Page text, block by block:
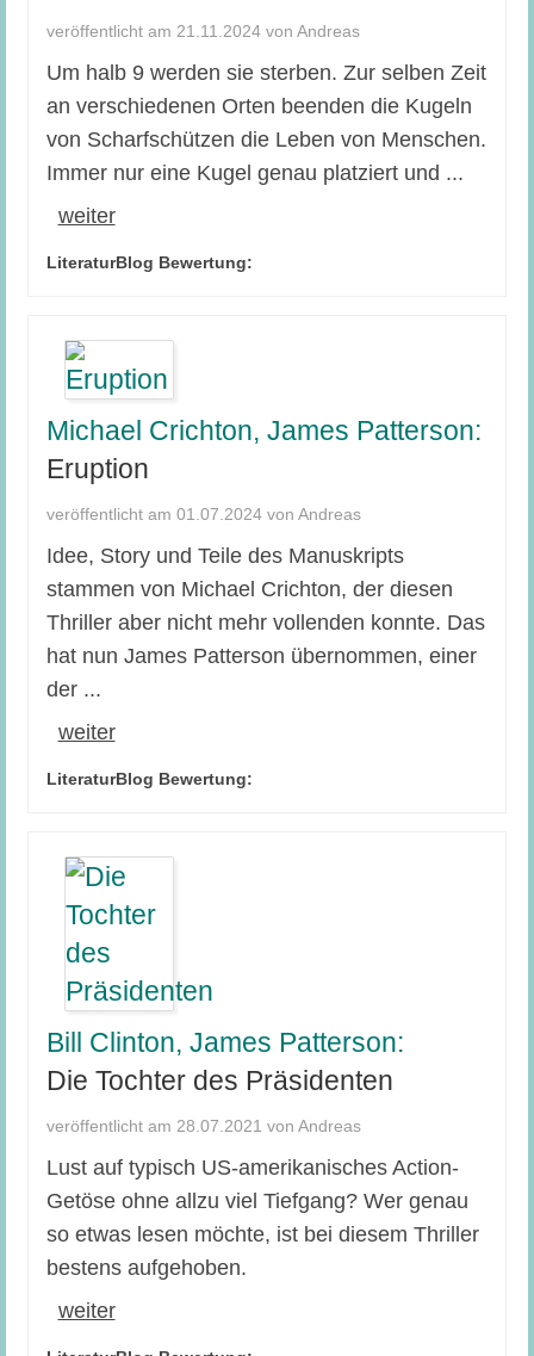
veröffentlicht am 21.11.2024 von Andreas
Um halb 9 werden sie sterben. Zur selben Zeit
an verschiedenen Orten beenden die Kugeln
von Scharfschützen die Leben von Menschen.
Immer nur eine Kugel genau platziert und ...
weiter
LiteraturBlog Bewertung:
Michael Crichton, James Patterson:
Eruption
veröffentlicht am 01.07.2024 von Andreas
Idee, Story und Teile des Manuskripts
stammen von Michael Crichton, der diesen
Thriller aber nicht mehr vollenden konnte. Das
hat nun James Patterson übernommen, einer
der ...
weiter
LiteraturBlog Bewertung:
Bill Clinton, James Patterson:
Die Tochter des Präsidenten
veröffentlicht am 28.07.2021 von Andreas
Lust auf typisch US-amerikanisches Action-
Getöse ohne allzu viel Tiefgang? Wer genau
so etwas lesen möchte, ist bei diesem Thriller
bestens aufgehoben.
weiter